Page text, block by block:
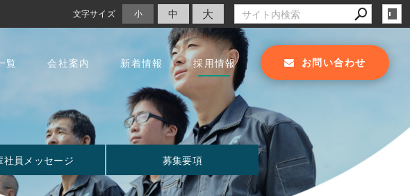
文字サイズ 小 中 大
覧 会社案内 新着情報 採用情報 お問い合わせ
社員メッセージ 募集要項